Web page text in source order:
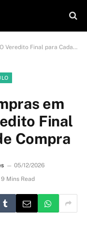
Final para Cada Tipo de Compra
em
Final
Compra
05/12/2026
9 Mins Read